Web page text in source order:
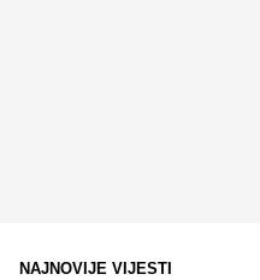
NAJNOVIJE VIJESTI